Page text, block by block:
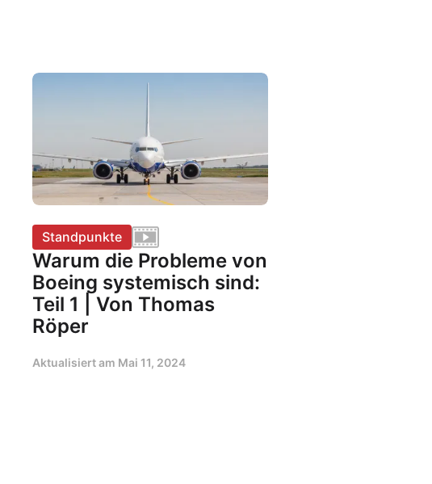
Standpunkte
Warum die Probleme von
Boeing systemisch sind:
Teil 1 | Von Thomas
Röper
Aktualisiert am Mai 11, 2024